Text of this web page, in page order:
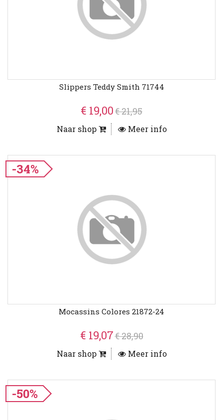
Slippers Teddy Smith 71744
€ 19,00€ 21,95
Naar shop Meer info
-34%
Mocassins Colores 21872-24
€ 19,07€ 28,90
Naar shop Meer info
-50%